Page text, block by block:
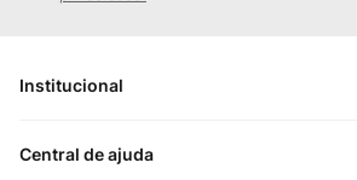
Institucional
Sobre Nós
Central de ajuda